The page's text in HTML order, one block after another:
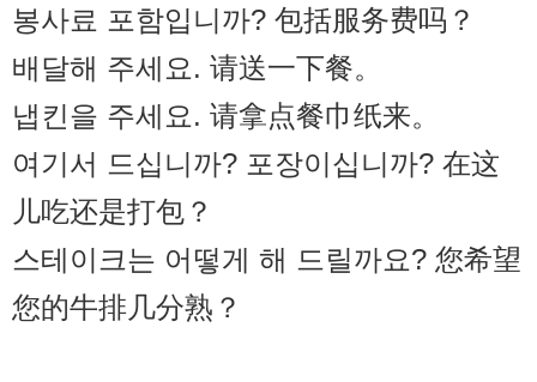
봉사료 포함입니까? 包括服务费吗？
배달해 주세요. 请送一下餐。
냅킨을 주세요. 请拿点餐巾纸来。
여기서 드십니까? 포장이십니까? 在这
儿吃还是打包？
스테이크는 어떻게 해 드릴까요? 您希望
您的牛排几分熟？